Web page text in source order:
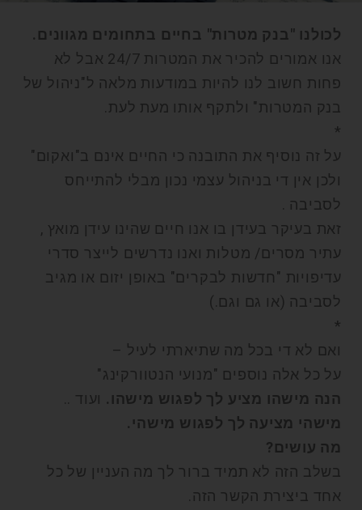
לכולנו "בנק מטרות" בחיים בתחומים מגוונים.
אנו אמורים להכיר את המטרות 24/7 אבל לא
פחות חשוב לנו להיות במודעות מלאה ל"ניהול של
בנק המטרות" ולתקף אותו מעת לעת.
*
על זה נוסיף את התובנה כי החיים אינם ב"ואקום"
ולכן אין די בניהול עצמי נכון מבלי להתייחס
לסביבה .
זאת בעיקר בעידן בו אנו חיים שהינו עידן מואץ ,
עתיר מסרים/ מטלות ואנו נדרשים לייצר סדרי
עדיפויות "חדשות לבקרים" באופן יזום או מגיב
לסביבה (או גם וגם.)
*
ואם לא די בכל מה שתיארתי לעיל –
על כל אלה נוספים "מנועי הנטוורקינג"
הנה מישהו מציע לך לפגוש מישהו. ועוד ..
מישהי מציעה לך לפגוש מישהי.
מה עושים?
בשלב הזה לא תמיד ברור לך מה העניין של כל
אחד ביצירת הקשר הזה.